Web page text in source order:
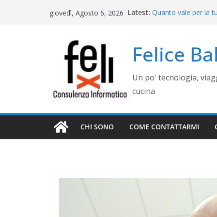
giovedì, Agosto 6, 2026 Latest: Quanto vale per la
Rimettere in
Campania
Controllo operativo
gestionale su
Felice
Un po' tecnologia,
cucina
CHI SONO COME CONTATTARMI
COME